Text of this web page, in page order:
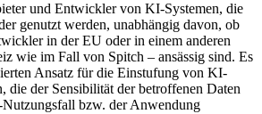
und Entwickler von KI-Systemen, die
genutzt werden, unabhängig davon, ob
in der EU oder in einem anderen
wie im Fall von Spitch – ansässig sind. Es
Ansatz für die Einstufung von KI-
die der Sensibilität der betroffenen Daten
bzw. der Anwendung